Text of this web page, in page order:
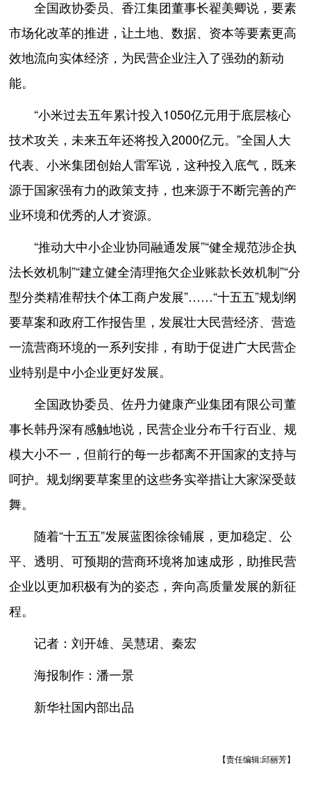
全国政协委员、香江集团董事长翟美卿说，要素
市场化改革的推进，让土地、数据、资本等要素更高
效地流向实体经济，为民营企业注入了强劲的新动
能。
“小米过去五年累计投入1050亿元用于底层核心
技术攻关，未来五年还将投入2000亿元。”全国人大
代表、小米集团创始人雷军说，这种投入底气，既来
源于国家强有力的政策支持，也来源于不断完善的产
业环境和优秀的人才资源。
“推动大中小企业协同融通发展”“健全规范涉企执
法长效机制”“建立健全清理拖欠企业账款长效机制”“分
型分类精准帮扶个体工商户发展”……“十五五”规划纲
要草案和政府工作报告里，发展壮大民营经济、营造
一流营商环境的一系列安排，有助于促进广大民营企
业特别是中小企业更好发展。
全国政协委员、佐丹力健康产业集团有限公司董
事长韩丹深有感触地说，民营企业分布千行百业、规
模大小不一，但前行的每一步都离不开国家的支持与
呵护。规划纲要草案里的这些务实举措让大家深受鼓
舞。
随着“十五五”发展蓝图徐徐铺展，更加稳定、公
平、透明、可预期的营商环境将加速成形，助推民营
企业以更加积极有为的姿态，奔向高质量发展的新征
程。
记者：刘开雄、吴慧珺、秦宏
海报制作：潘一景
新华社国内部出品
【责任编辑:邱丽芳】